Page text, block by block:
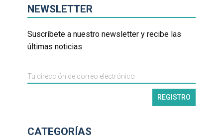
NEWSLETTER
Suscríbete a nuestro newsletter y recibe las
últimas noticias
CATEGORÍAS